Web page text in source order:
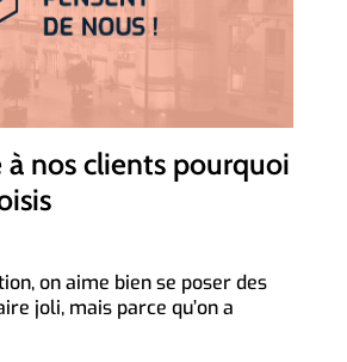
nos clients pourquoi
on aime bien se poser des
joli, mais parce qu’on a